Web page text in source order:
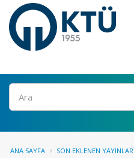
Ara
ANA SAYFA SON EKLENEN YAYINLAR